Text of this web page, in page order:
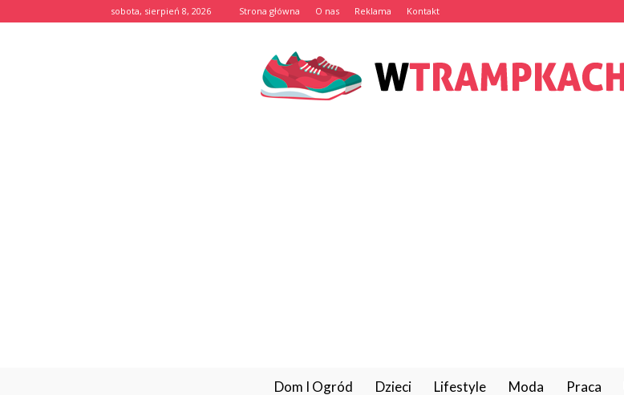
sobota, sierpień 8, 2026 Strona główna O nas Reklama Kontakt
Dom I Ogród Dzieci Lifestyle Moda Praca